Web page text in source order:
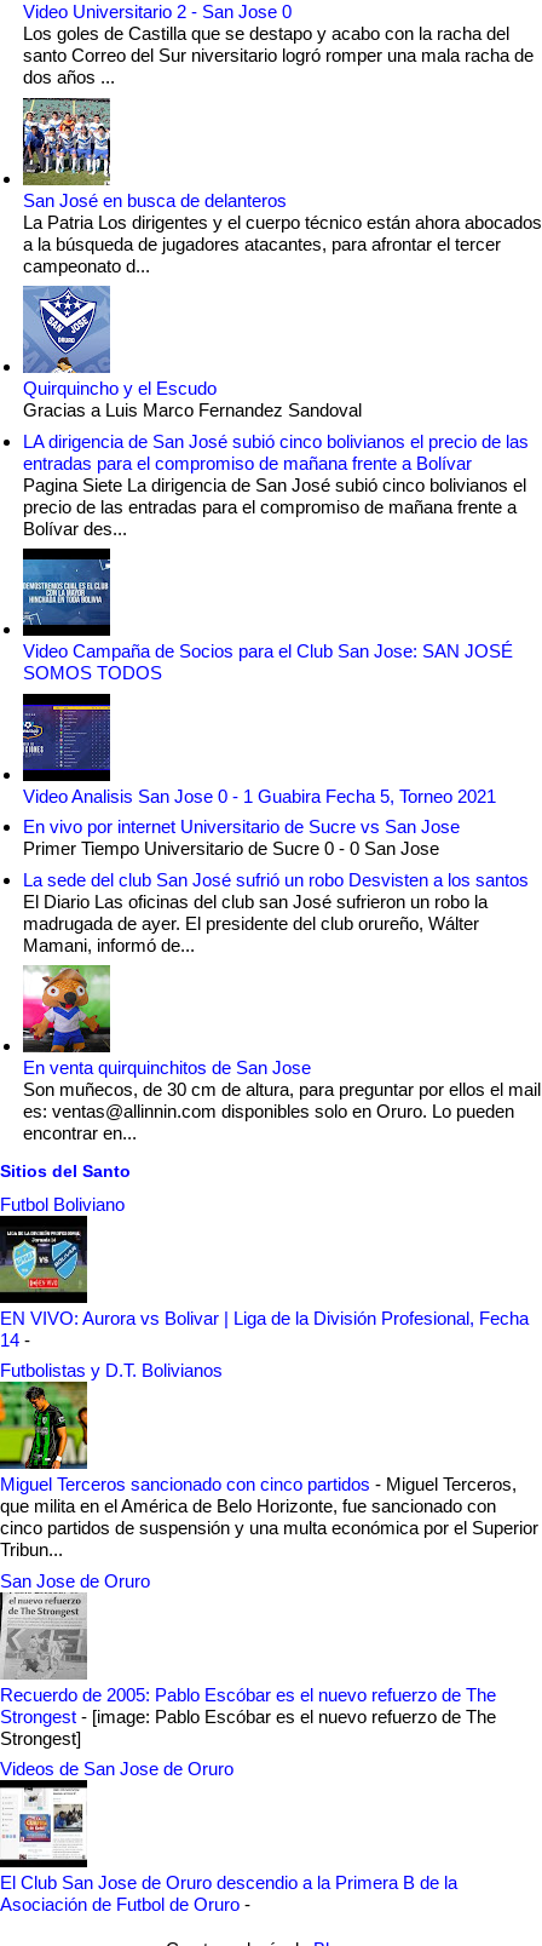
Video Universitario 2 - San Jose 0
Los goles de Castilla que se destapo y acabo con la racha del
santo Correo del Sur niversitario logró romper una mala racha de
dos años ...
San José en busca de delanteros
La Patria Los dirigentes y el cuerpo técnico están ahora abocados
a la búsqueda de jugadores atacantes, para afrontar el tercer
campeonato d...
Quirquincho y el Escudo
Gracias a Luis Marco Fernandez Sandoval
LA dirigencia de San José subió cinco bolivianos el precio de las
entradas para el compromiso de mañana frente a Bolívar
Pagina Siete La dirigencia de San José subió cinco bolivianos el
precio de las entradas para el compromiso de mañana frente a
Bolívar des...
Video Campaña de Socios para el Club San Jose: SAN JOSÉ
SOMOS TODOS
Video Analisis San Jose 0 - 1 Guabira Fecha 5, Torneo 2021
En vivo por internet Universitario de Sucre vs San Jose
Primer Tiempo Universitario de Sucre 0 - 0 San Jose
La sede del club San José sufrió un robo Desvisten a los santos
El Diario Las oficinas del club san José sufrieron un robo la
madrugada de ayer. El presidente del club orureño, Wálter
Mamani, informó de...
En venta quirquinchitos de San Jose
Son muñecos, de 30 cm de altura, para preguntar por ellos el mail
es: ventas@allinnin.com disponibles solo en Oruro. Lo pueden
encontrar en...
Sitios del Santo
Futbol Boliviano
EN VIVO: Aurora vs Bolivar | Liga de la División Profesional, Fecha
14 -
Futbolistas y D.T. Bolivianos
Miguel Terceros sancionado con cinco partidos - Miguel Terceros,
que milita en el América de Belo Horizonte, fue sancionado con
cinco partidos de suspensión y una multa económica por el Superior
Tribun...
San Jose de Oruro
Recuerdo de 2005: Pablo Escóbar es el nuevo refuerzo de The
Strongest - [image: Pablo Escóbar es el nuevo refuerzo de The
Strongest]
Videos de San Jose de Oruro
El Club San Jose de Oruro descendio a la Primera B de la
Asociación de Futbol de Oruro -